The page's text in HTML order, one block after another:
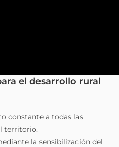
el desarrollo rural
constante a todas las
territorio.
la sensibilización del